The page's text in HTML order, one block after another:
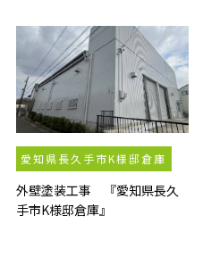
愛知県長久手市K様邸倉庫
外壁塗装工事 『愛知県長久
手市K様邸倉庫』